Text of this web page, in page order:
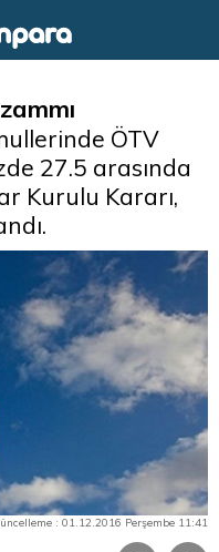
ÖTV
27.5 arasında
Kurulu Kararı,
: 01.12.2016 Perşembe 11:41